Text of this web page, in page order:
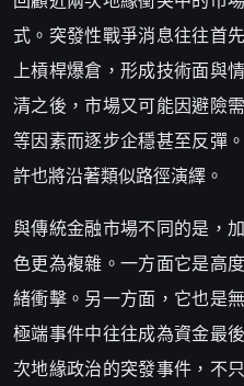
式。突發性戰爭消息往往首
上槓桿爆倉，形成技術面與
清之後，市場又可能因避險
等因素而逐步企穩甚至反彈
許也將沿著類似路徑演繹。
與傳統金融市場不同的是，
色更為複雜。一方面它是高
緒衝擊。另一方面，它也是
極端事件中往往成為資金最
次地緣政治的突發事件，不